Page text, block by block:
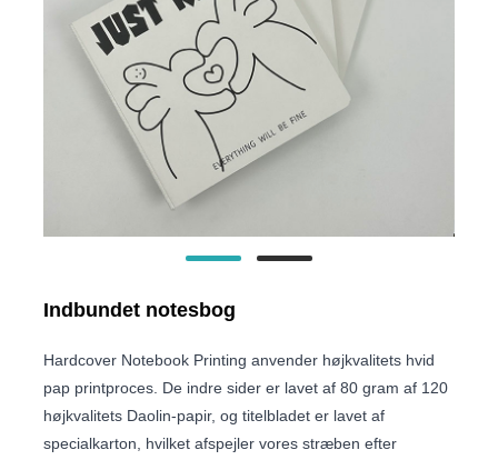
Indbundet notesbog
Hardcover Notebook Printing anvender højkvalitets hvid
pap printproces. De indre sider er lavet af 80 gram af 120
højkvalitets Daolin-papir, og titelbladet er lavet af
specialkarton, hvilket afspejler vores stræben efter